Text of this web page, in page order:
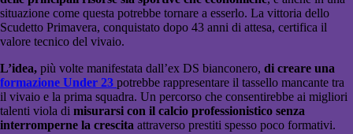
situazione come questa potrebbe tornare a esserlo. La vittoria dello
Scudetto Primavera, conquistato dopo 43 anni di attesa, certifica il
valore tecnico del vivaio.
L’idea, più volte manifestata dall’ex DS bianconero, di creare una
formazione Under 23 potrebbe rappresentare il tassello mancante tra
il vivaio e la prima squadra. Un percorso che consentirebbe ai migliori
talenti viola di misurarsi con il calcio professionistico senza
interromperne la crescita attraverso prestiti spesso poco formativi.